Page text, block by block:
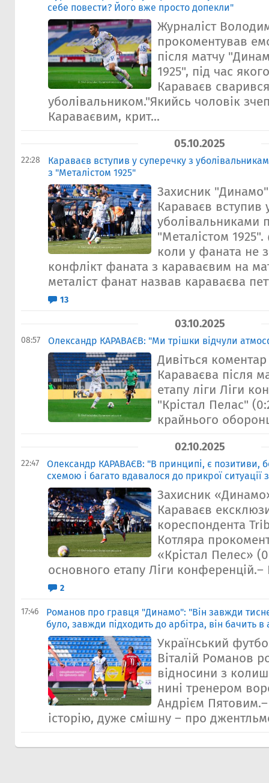
себе повести? Його вже просто допекли"
Журналіст
прокоментував
після матчу
1925", під час
Караваєв
уболівальником."Якийсь чоловік
Караваєвим, крит...
05.10.2025
22:28
Караваєв вступив у суперечку з
з "Металістом 1925"
Захисник
Караваєв вступив
уболівальниками
"Металістом
коли у фаната не
конфлікт фаната з караваєвим на
металіст фанат назвав караваєва
13
03.10.2025
08:57 Олександр КАРАВАЄВ: "Ми трішки відчули
Дивіться
Караваєва після
етапу ліги Ліги
"Крістал Пелас"
крайнього
02.10.2025
22:47
Олександр КАРАВАЄВ: "В принципі, є позитиви,
схемою і багато вдавалося до прикрої ситуації
Захисник
Караваєв
кореспондента
Котляра
«Крістал Пелес»
основного етапу Ліги
2
17:46
Романов про гравця "Динамо": "Він завжди
було, завжди підходить до арбітра, він бачить в
Український
Віталій Романов
відносини з
нині тренером
Андрієм
історію, дуже смішну – про